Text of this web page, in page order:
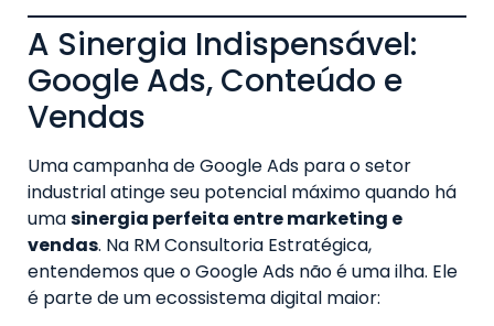
A Sinergia Indispensável:
Google Ads, Conteúdo e
Vendas
Uma campanha de Google Ads para o setor
industrial atinge seu potencial máximo quando há
umasinergia perfeita entre marketing e
vendas. Na RM Consultoria Estratégica,
entendemos que o Google Ads não é uma ilha. Ele
é parte de um ecossistema digital maior: